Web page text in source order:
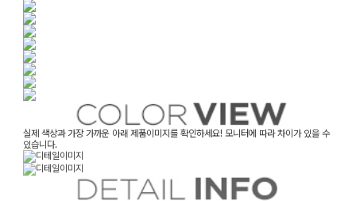
실제 색상과 가장 가까운 아래 제품이미지를 확인하세요! 모니터에 따라 차이가 있을 수
있습니다.